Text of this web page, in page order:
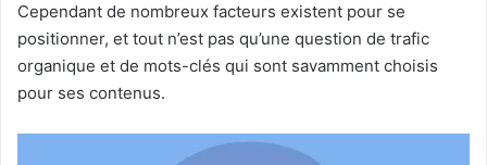
Cependant de nombreux facteurs existent pour se
positionner, et tout n’est pas qu’une question de trafic
organique et de mots-clés qui sont savamment choisis
pour ses contenus.